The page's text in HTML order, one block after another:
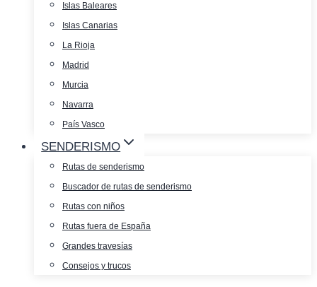
Islas Baleares
Islas Canarias
La Rioja
Madrid
Murcia
Navarra
País Vasco
SENDERISMO
Rutas de senderismo
Buscador de rutas de senderismo
Rutas con niños
Rutas fuera de España
Grandes travesías
Consejos y trucos